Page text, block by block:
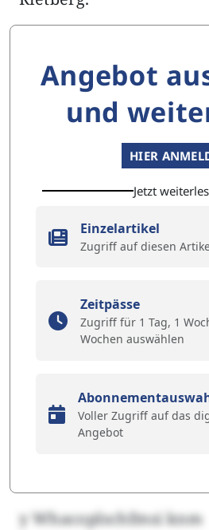
Angebot
und
HIER
Jetzt
Einzelartikel
Zugriff auf diesen
Zeitpässe
Zugriff für 1 Tag, 1
Wochen auswählen
Voller Zugriff auf das
Angebot
y Whacoplschfmsi knm